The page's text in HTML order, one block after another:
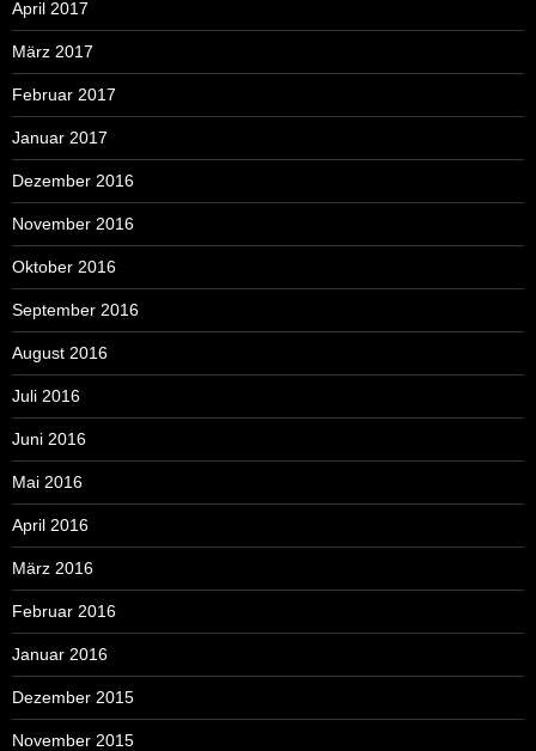
April 2017
März 2017
Februar 2017
Januar 2017
Dezember 2016
November 2016
Oktober 2016
September 2016
August 2016
Juli 2016
Juni 2016
Mai 2016
April 2016
März 2016
Februar 2016
Januar 2016
Dezember 2015
November 2015